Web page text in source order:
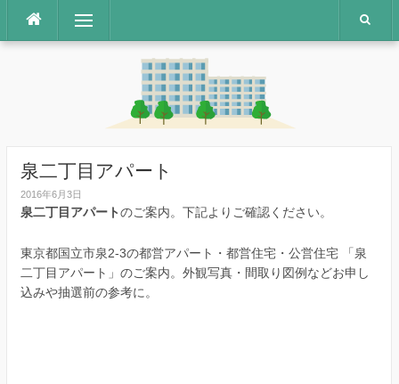
テ
メニュー
泉二丁目アパート
2016年6月3日
泉二丁目アパートのご案内。下記よりご確認ください。
東京都国立市泉2-3の都営アパート・都営住宅・公営住宅 「泉
二丁目アパート」のご案内。外観写真・間取り図例などお申し
込みや抽選前の参考に。